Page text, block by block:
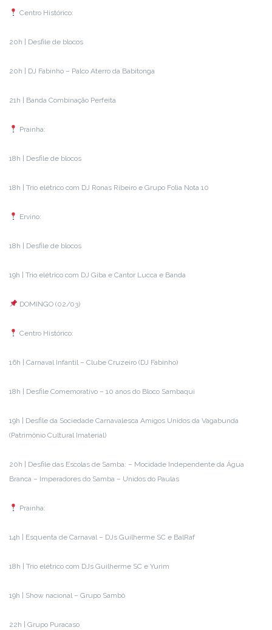
Centro Histórico:
20h | Desfile de blocos
20h | DJ Fabinho – Palco Aterro da Babitonga
21h | Banda Combinação Perfeita
Prainha:
18h | Desfile de blocos
18h | Trio elétrico com DJ Ronas Ribeiro e Grupo Folia Nota 10
Ervino:
18h | Desfile de blocos
19h | Trio elétrico com DJ Giba e Cantor Lucca e Banda
DOMINGO (02/03)
Centro Histórico:
16h | Carnaval Infantil – Clube Cruzeiro (DJ Fabinho)
18h | Desfile Comemorativo – 10 anos do Bloco Sambaqui
19h | Desfile da Sociedade Carnavalesca Amigos Unidos da Vagabunda
(Patrimônio Cultural Imaterial)
20h | Desfile das Escolas de Samba: – Mocidade Independente da Água
Branca – Imperadores do Samba – Unidos do Paulas
Prainha:
14h | Esquenta de Carnaval – DJs Guilherme SC e BalRaf
18h | Trio elétrico com DJs Guilherme SC e Yurim
19h | Show nacional – Grupo Sambô
22h | Grupo Puracaso